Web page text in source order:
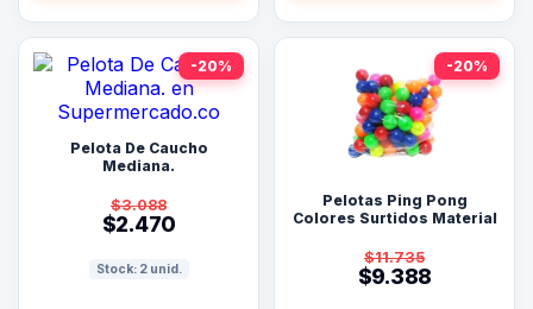
-20%
Pelota De Caucho
Mediana.
$3.088
$2.470
Stock: 2 unid.
-20%
Pelotas Ping Pong
Colores Surtidos Material
$11.735
$9.388